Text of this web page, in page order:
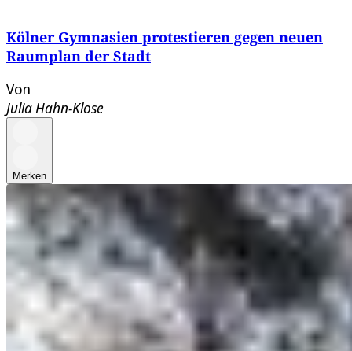
Kölner Gymnasien protestieren gegen neuen
Raumplan der Stadt
Von
Julia Hahn-Klose
Merken